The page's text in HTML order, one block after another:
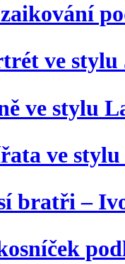
ve stylu
ve stylu
ve
bratři –